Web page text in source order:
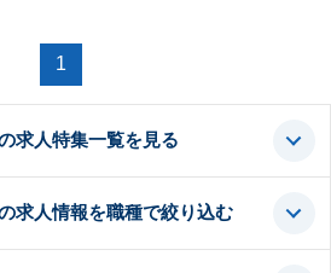
1
求人特集一覧を見る
求人情報を職種で絞り込む